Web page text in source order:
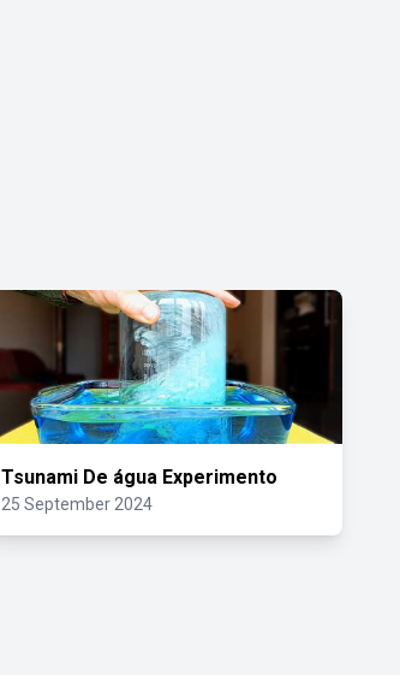
Tsunami De água Experimento
25 September 2024